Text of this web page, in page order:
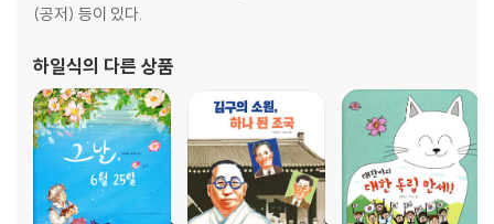
(공저) 등이 있다.
하일식의 다른 상품